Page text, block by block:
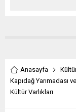
Anasayfa
Kapıdağ Yarımadası
Kültür Varlıkları